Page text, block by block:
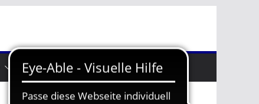
TRAININGSZEITEN